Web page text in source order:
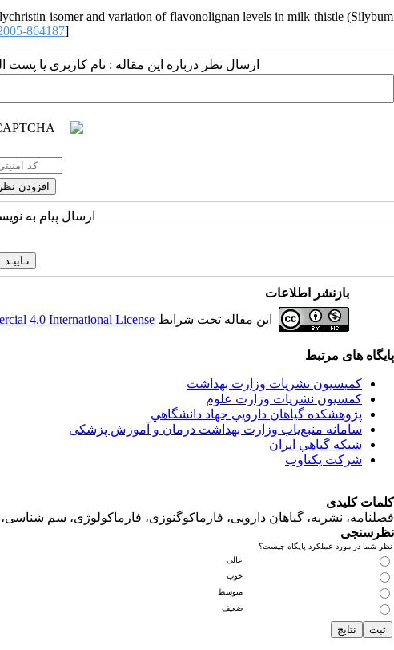
isomer and variation of flavonolignan levels in milk thistle (Silybum
864187]
ارسال نظر درباره این مقاله : نام کاربری یا پست
ارسال پیام به
بازنشر اطلاعات
این مقاله تحت شرایط 4.0 International License
پایگاه های مرتبط
کمیسیون نشریات وزارت بهداشت
کمسیون نشریات وزارت علوم
پژوهشكده گياهان دارويي جهاد دانشگاهي
سامانه منبع‌ياب وزارت بهداشت درمان و آموزش پزشکی
شبكه گياهي ايران
شرکت یکتاوب
کلمات کلیدی
فصلنامه، نشریه، گیاهان دارویی، فارماکوگنوزی، فارماکولوژی، سم
نظرسنجی
نظر شما در مورد عملکرد پایگاه چیست؟
عالی
خوب
متوسط
ضعیف